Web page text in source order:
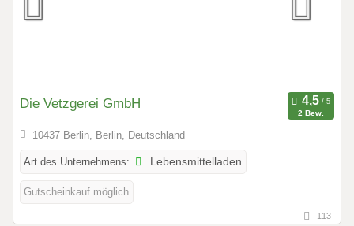
Die Vetzgerei GmbH
2 Bew.
10437 Berlin, Berlin, Deutschland
Art des Unternehmens: Lebensmittelladen
Gutscheinkauf möglich
113